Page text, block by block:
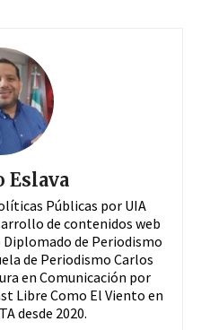
Eslava
Públicas por UIA
de contenidos web
de Periodismo
de Periodismo Carlos
en Comunicación por
Libre Como El Viento en
desde 2020.